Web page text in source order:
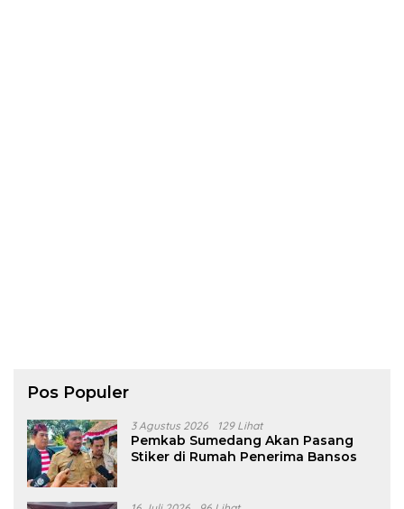
Pos Populer
3 Agustus 2026 129 Lihat
Pemkab Sumedang Akan Pasang
Stiker di Rumah Penerima Bansos